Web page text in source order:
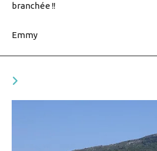
branchée !!
Emmy